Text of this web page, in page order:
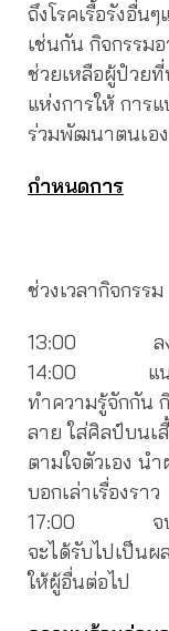
ถึงโรคเรื้อรังอื่น
เช่นกัน กิจกรรม
ช่วยเหลือผู้ปํวย
แห่งการให้ การ
ร่วมพัฒนาตนเอ
กำหนดการ
ช่วงเวลากิจกรรม
13:00 ลงท
14:00 แนะนำ
ทำความรู้จักกัน
ลาย ใส่ศิลป์บนเ
ตามใจตัวเอง น
บอกเล่าเรื่องราว
17:00 จบกิจก
จะได้รับไปเป็นผ
ให้ผู้อื่นต่อไป